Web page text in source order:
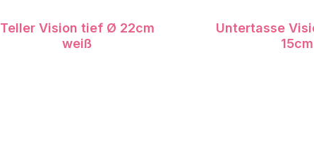
Teller Vision tief Ø 22cm
weiß
Untertasse
15cm